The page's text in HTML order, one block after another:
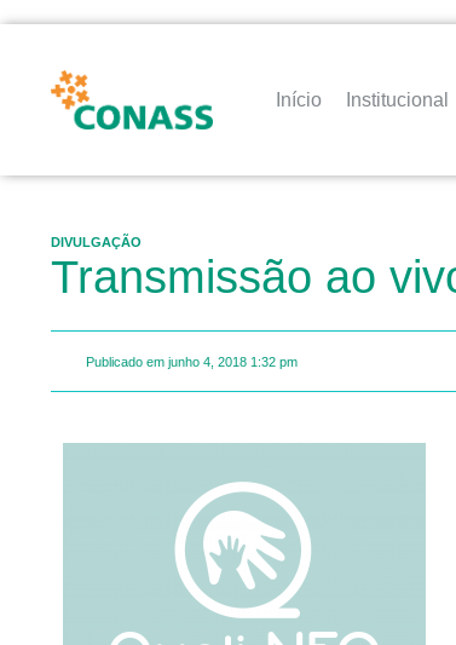
Início Institucional
DIVULGAÇÃO
Transmissão ao
Publicado em junho 4, 2018 1:32 pm